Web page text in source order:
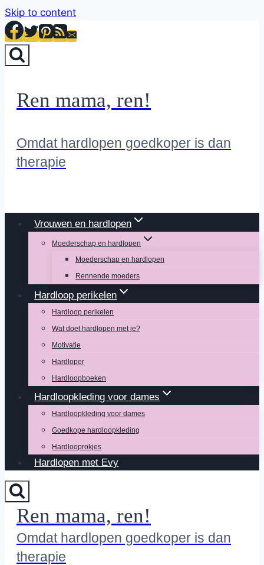
Skip to content
Ren mama, ren!
Omdat hardlopen goedkoper is dan
therapie
Vrouwen en hardlopen
Moederschap en hardlopen
Moederschap en hardlopen
Rennende moeders
Hardloop perikelen
Hardloop perikelen
Wat doet hardlopen met je?
Motivatie
Hardloper
Hardloopboeken
Hardloopkleding voor dames
Hardloopkleding voor dames
Goedkope hardloopkleding
Hardlooprokjes
Hardlopen met Evy
Ren mama, ren!
Omdat hardlopen goedkoper is dan
therapie